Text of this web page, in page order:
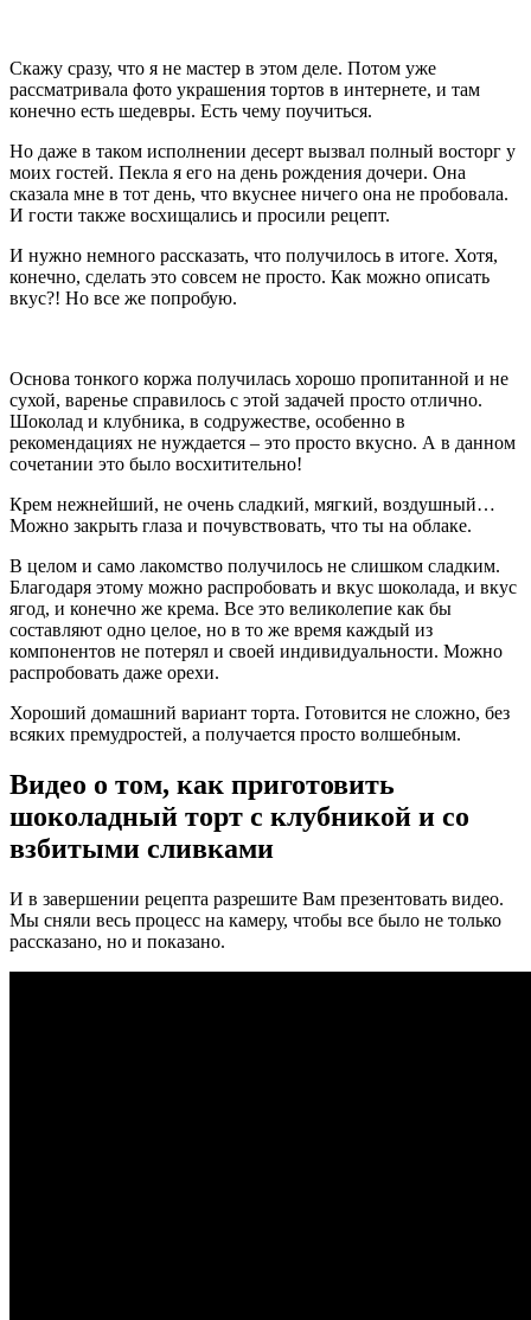
Скажу сразу, что я не мастер в этом деле. Потом уже
рассматривала фото украшения тортов в интернете, и там
конечно есть шедевры. Есть чему поучиться.
Но даже в таком исполнении десерт вызвал полный восторг у
моих гостей. Пекла я его на день рождения дочери. Она
сказала мне в тот день, что вкуснее ничего она не пробовала.
И гости также восхищались и просили рецепт.
И нужно немного рассказать, что получилось в итоге. Хотя,
конечно, сделать это совсем не просто. Как можно описать
вкус?! Но все же попробую.
Основа тонкого коржа получилась хорошо пропитанной и не
сухой, варенье справилось с этой задачей просто отлично.
Шоколад и клубника, в содружестве, особенно в
рекомендациях не нуждается – это просто вкусно. А в данном
сочетании это было восхитительно!
Крем нежнейший, не очень сладкий, мягкий, воздушный…
Можно закрыть глаза и почувствовать, что ты на облаке.
В целом и само лакомство получилось не слишком сладким.
Благодаря этому можно распробовать и вкус шоколада, и вкус
ягод, и конечно же крема. Все это великолепие как бы
составляют одно целое, но в то же время каждый из
компонентов не потерял и своей индивидуальности. Можно
распробовать даже орехи.
Хороший домашний вариант торта. Готовится не сложно, без
всяких премудростей, а получается просто волшебным.
Видео о том, как приготовить
шоколадный торт с клубникой и со
взбитыми сливками
И в завершении рецепта разрешите Вам презентовать видео.
Мы сняли весь процесс на камеру, чтобы все было не только
рассказано, но и показано.